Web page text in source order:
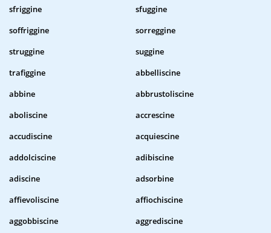
sfriggine
sfuggine
soffriggine
sorreggine
struggine
suggine
trafiggine
abbelliscine
abbine
abbrustoliscine
aboliscine
accrescine
accudiscine
acquiescine
addolciscine
adibiscine
adiscine
adsorbine
affievoliscine
affiochiscine
aggobbiscine
aggrediscine